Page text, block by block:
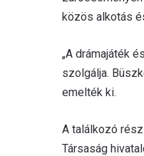
közös alkotás
„A drámajáték
szolgálja.
emelték ki.
A találkozó
Társaság